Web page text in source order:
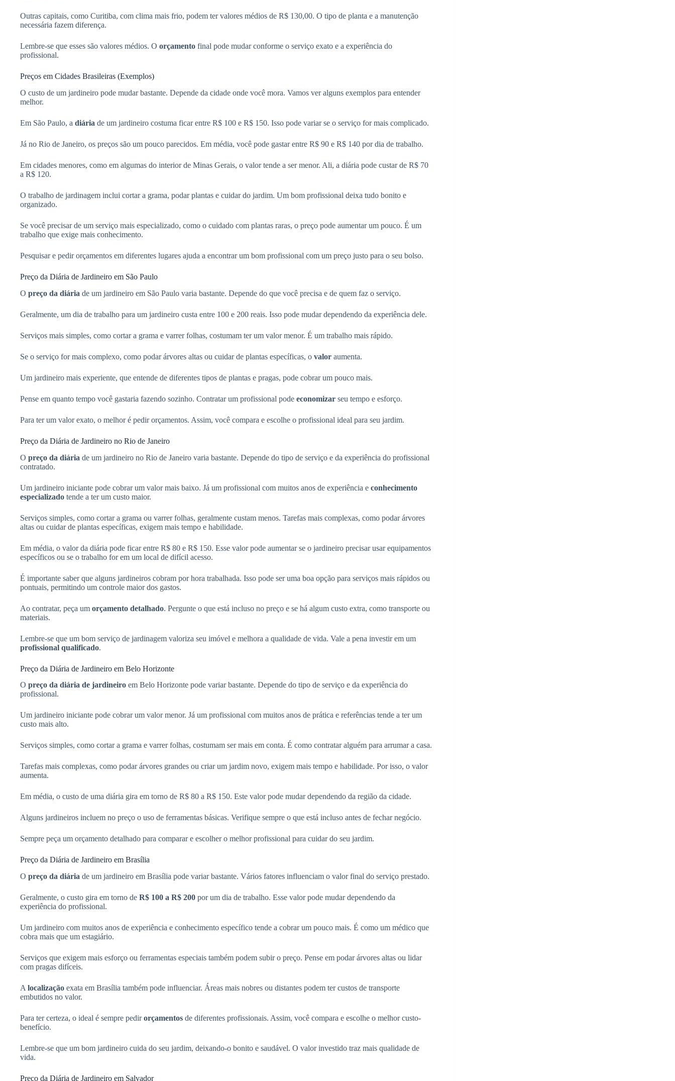
Outras capitais, como Curitiba, com clima mais frio, podem ter valores médios de R$ 130,00. O tipo de planta e a manutenção
necessária fazem diferença.
Lembre-se que esses são valores médios. O orçamento final pode mudar conforme o serviço exato e a experiência do
profissional.
Preços em Cidades Brasileiras (Exemplos)
O custo de um jardineiro pode mudar bastante. Depende da cidade onde você mora. Vamos ver alguns exemplos para entender
melhor.
Em São Paulo, a diária de um jardineiro costuma ficar entre R$ 100 e R$ 150. Isso pode variar se o serviço for mais complicado.
Já no Rio de Janeiro, os preços são um pouco parecidos. Em média, você pode gastar entre R$ 90 e R$ 140 por dia de trabalho.
Em cidades menores, como em algumas do interior de Minas Gerais, o valor tende a ser menor. Ali, a diária pode custar de R$ 70
a R$ 120.
O trabalho de jardinagem inclui cortar a grama, podar plantas e cuidar do jardim. Um bom profissional deixa tudo bonito e
organizado.
Se você precisar de um serviço mais especializado, como o cuidado com plantas raras, o preço pode aumentar um pouco. É um
trabalho que exige mais conhecimento.
Pesquisar e pedir orçamentos em diferentes lugares ajuda a encontrar um bom profissional com um preço justo para o seu bolso.
Preço da Diária de Jardineiro em São Paulo
O preço da diária de um jardineiro em São Paulo varia bastante. Depende do que você precisa e de quem faz o serviço.
Geralmente, um dia de trabalho para um jardineiro custa entre 100 e 200 reais. Isso pode mudar dependendo da experiência dele.
Serviços mais simples, como cortar a grama e varrer folhas, costumam ter um valor menor. É um trabalho mais rápido.
Se o serviço for mais complexo, como podar árvores altas ou cuidar de plantas específicas, o valor aumenta.
Um jardineiro mais experiente, que entende de diferentes tipos de plantas e pragas, pode cobrar um pouco mais.
Pense em quanto tempo você gastaria fazendo sozinho. Contratar um profissional pode economizar seu tempo e esforço.
Para ter um valor exato, o melhor é pedir orçamentos. Assim, você compara e escolhe o profissional ideal para seu jardim.
Preço da Diária de Jardineiro no Rio de Janeiro
O preço da diária de um jardineiro no Rio de Janeiro varia bastante. Depende do tipo de serviço e da experiência do profissional
contratado.
Um jardineiro iniciante pode cobrar um valor mais baixo. Já um profissional com muitos anos de experiência e conhecimento
especializado tende a ter um custo maior.
Serviços simples, como cortar a grama ou varrer folhas, geralmente custam menos. Tarefas mais complexas, como podar árvores
altas ou cuidar de plantas específicas, exigem mais tempo e habilidade.
Em média, o valor da diária pode ficar entre R$ 80 e R$ 150. Esse valor pode aumentar se o jardineiro precisar usar equipamentos
específicos ou se o trabalho for em um local de difícil acesso.
É importante saber que alguns jardineiros cobram por hora trabalhada. Isso pode ser uma boa opção para serviços mais rápidos ou
pontuais, permitindo um controle maior dos gastos.
Ao contratar, peça um orçamento detalhado. Pergunte o que está incluso no preço e se há algum custo extra, como transporte ou
materiais.
Lembre-se que um bom serviço de jardinagem valoriza seu imóvel e melhora a qualidade de vida. Vale a pena investir em um
profissional qualificado.
Preço da Diária de Jardineiro em Belo Horizonte
O preço da diária de jardineiro em Belo Horizonte pode variar bastante. Depende do tipo de serviço e da experiência do
profissional.
Um jardineiro iniciante pode cobrar um valor menor. Já um profissional com muitos anos de prática e referências tende a ter um
custo mais alto.
Serviços simples, como cortar a grama e varrer folhas, costumam ser mais em conta. É como contratar alguém para arrumar a casa.
Tarefas mais complexas, como podar árvores grandes ou criar um jardim novo, exigem mais tempo e habilidade. Por isso, o valor
aumenta.
Em média, o custo de uma diária gira em torno de R$ 80 a R$ 150. Este valor pode mudar dependendo da região da cidade.
Alguns jardineiros incluem no preço o uso de ferramentas básicas. Verifique sempre o que está incluso antes de fechar negócio.
Sempre peça um orçamento detalhado para comparar e escolher o melhor profissional para cuidar do seu jardim.
Preço da Diária de Jardineiro em Brasília
O preço da diária de um jardineiro em Brasília pode variar bastante. Vários fatores influenciam o valor final do serviço prestado.
Geralmente, o custo gira em torno de R$ 100 a R$ 200 por um dia de trabalho. Esse valor pode mudar dependendo da
experiência do profissional.
Um jardineiro com muitos anos de experiência e conhecimento específico tende a cobrar um pouco mais. É como um médico que
cobra mais que um estagiário.
Serviços que exigem mais esforço ou ferramentas especiais também podem subir o preço. Pense em podar árvores altas ou lidar
com pragas difíceis.
A localização exata em Brasília também pode influenciar. Áreas mais nobres ou distantes podem ter custos de transporte
embutidos no valor.
Para ter certeza, o ideal é sempre pedirorçamentos de diferentes profissionais. Assim, você compara e escolhe o melhor custo-
benefício.
Lembre-se que um bom jardineiro cuida do seu jardim, deixando-o bonito e saudável. O valor investido traz mais qualidade de
vida.
Preço da Diária de Jardineiro em Salvador